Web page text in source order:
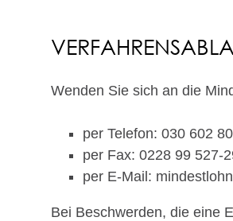
Wenden Sie sich an die
per Telefon: 030 602
per Fax: 0228 99 527-
per E-Mail:
Bei Beschwerden, die eine